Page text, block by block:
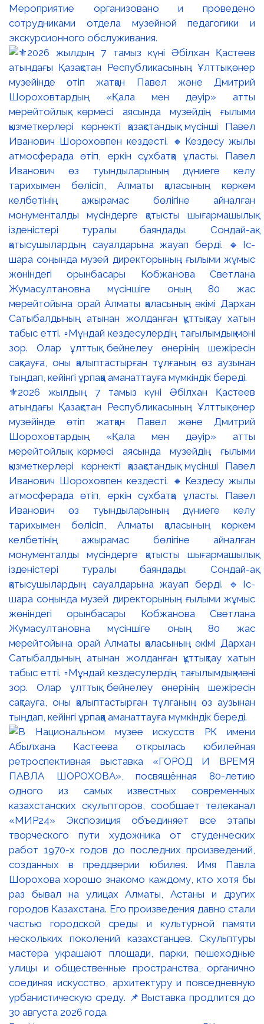
Мероприятие организовано и проведено
сотрудниками отдела музейной педагогики и
экскурсионного обслуживания.
⚜️2026 жылдың 7 тамыз күні Әбілхан Қастеев
атындағы Қазақстан Республикасының Ұлттық өнер
музейінде өтіп жатқан Павел және Дмитрий
Шороховтардың «Қала мен дәуір» атты
мерейтойлық көрмесі аясында музейдің ғылыми
қызметкерлері көрнекті қазақстандық мүсінші Павел
Иванович Шороховпен кездесті. 🔸Кездесу жылы
атмосферада өтіп, еркін сұхбатқа ұласты. Павел
Иванович өз туындыларының дүниеге келу
тарихымен бөлісіп, Алматы қаласының көркем
келбетінің ажырамас бөлігіне айналған
монументалды мүсіндерге қатысты шығармашылық
ізденістері туралы баяндады. Сондай-ақ
қатысушылардың сауалдарына жауап берді. 🔹Іс-
шара соңында музей директорының ғылыми жұмыс
жөніндегі орынбасары Кобжанова Светлана
Жумасултановна мүсіншіге оның 80 жас
мерейтойына орай Алматы қаласының әкімі Дархан
Сатыбалдының атынан жолданған құттықтау хатын
табыс етті. ▫️Мұндай кездесулердің тағылымдық мәні
зор. Олар ұлттық бейнелеу өнерінің шежіресін
сақтауға, оны қалыптастырған тұлғаның өз аузынан
тыңдап, кейінгі ұрпаққа аманаттауға мүмкіндік береді.